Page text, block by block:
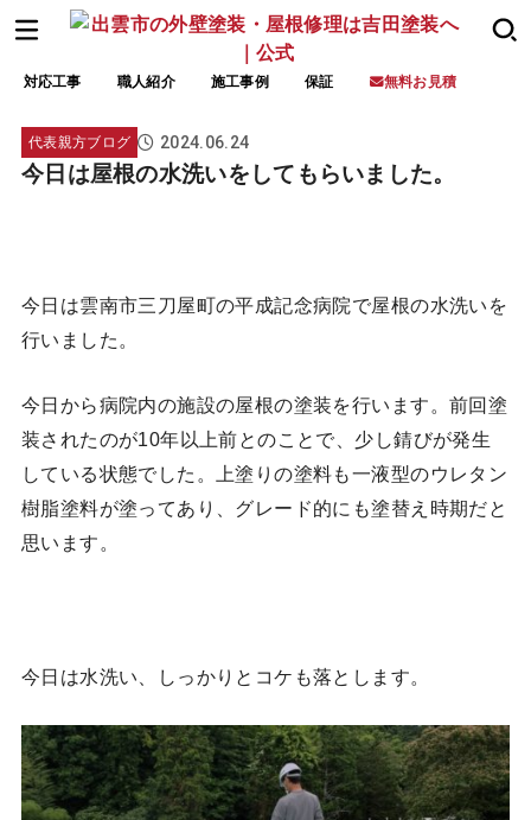
対応工事 職人紹介 施工事例 保証 無料お見積
代表親方ブログ 2024.06.24
今日は屋根の水洗いをしてもらいました。
今日は雲南市三刀屋町の平成記念病院で屋根の水洗いを
行いました。
今日から病院内の施設の屋根の塗装を行います。前回塗
装されたのが10年以上前とのことで、少し錆びが発生
している状態でした。上塗りの塗料も一液型のウレタン
樹脂塗料が塗ってあり、グレード的にも塗替え時期だと
思います。
今日は水洗い、しっかりとコケも落とします。